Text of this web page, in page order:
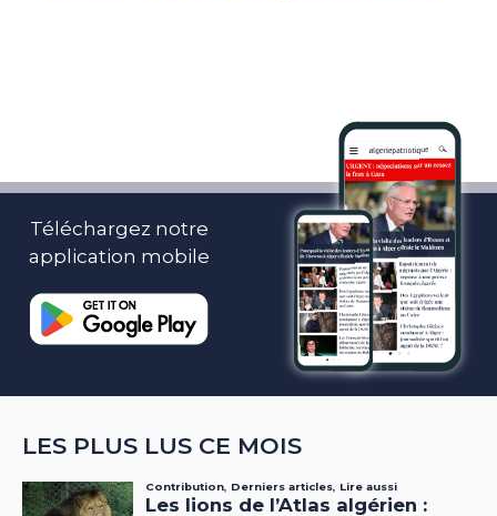
Téléchargez notre
application mobile
LES PLUS LUS CE MOIS